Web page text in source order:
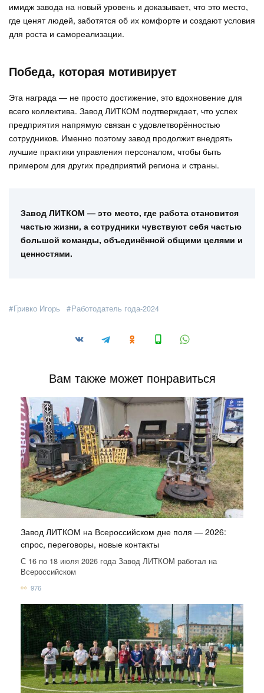
имидж завода на новый уровень и доказывает, что это место,
где ценят людей, заботятся об их комфорте и создают условия
для роста и самореализации.
Победа, которая мотивирует
Эта награда — не просто достижение, это вдохновение для
всего коллектива. Завод ЛИТКОМ подтверждает, что успех
предприятия напрямую связан с удовлетворённостью
сотрудников. Именно поэтому завод продолжит внедрять
лучшие практики управления персоналом, чтобы быть
примером для других предприятий региона и страны.
Завод ЛИТКОМ — это место, где работа становится
частью жизни, а сотрудники чувствуют себя частью
большой команды, объединённой общими целями и
ценностями.
Гривко Игорь Работодатель года-2024
Вам также может понравиться
Завод ЛИТКОМ на Всероссийском дне поля — 2026:
спрос, переговоры, новые контакты
С 16 по 18 июля 2026 года Завод ЛИТКОМ работал на
Всероссийском
976